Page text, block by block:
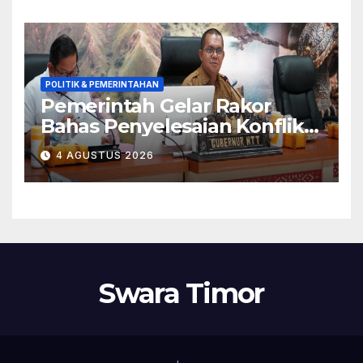
Kualitas Layanan
POLITIK & PEMERINTAHAN
Pemerintah Gelar Rakor
Bahas Penyelesaian Konflik
Adonara
4 AGUSTUS 2026
Swara Timor